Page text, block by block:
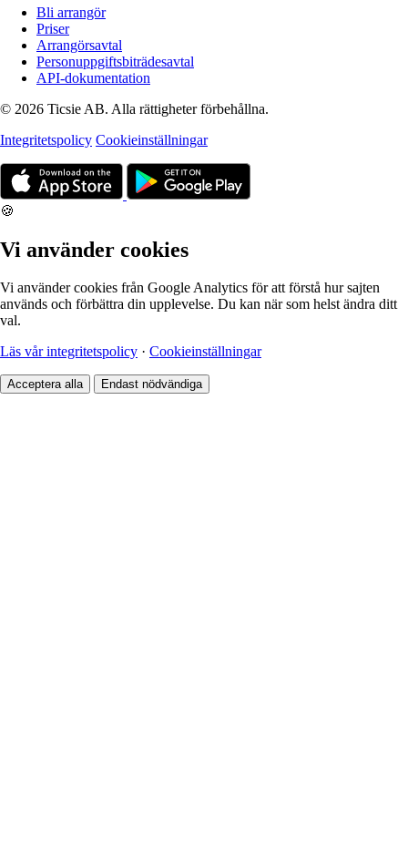
Bli arrangör
Priser
Arrangörsavtal
Personuppgiftsbiträdesavtal
API-dokumentation
© 2026 Ticsie AB. Alla rättigheter förbehållna.
Integritetspolicy Cookieinställningar
🍪
Vi använder cookies
Vi använder cookies från Google Analytics för att förstå hur sajten
används och förbättra din upplevelse. Du kan när som helst ändra ditt
val.
Läs vår integritetspolicy · Cookieinställningar
Acceptera alla Endast nödvändiga